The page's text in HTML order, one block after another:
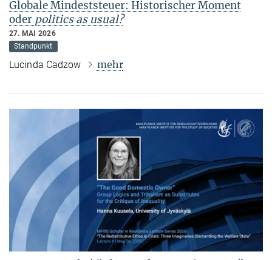
Globale Mindeststeuer: Historischer Moment
oder politics as usual?
27. MAI 2026
Standpunkt
Lucinda Cadzow mehr